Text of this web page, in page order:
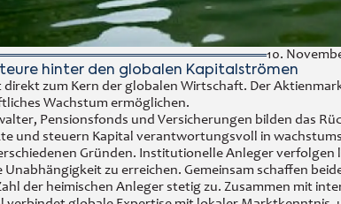
10.
hinter den globalen Kapitalströmen
zum Kern der globalen Wirtschaft. Der
Wachstum ermöglichen.
Pensionsfonds und Versicherungen bilden das
und steuern Kapital verantwortungsvoll in
Gründen. Institutionelle Anleger
zu erreichen. Gemeinsam schaffen
der heimischen Anleger stetig zu. Zusammen mit